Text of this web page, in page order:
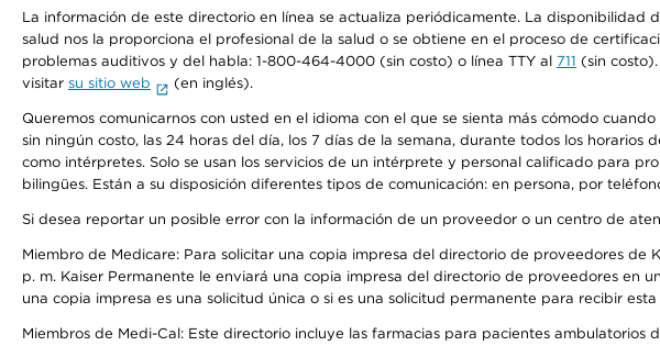
La información de este directorio en línea se actualiza periódicamente. La
salud nos la proporciona el profesional de la salud o se obtiene en el proceso de
problemas auditivos y del habla: 1-800-464-4000 (sin costo) o línea TTY al 711 (sin
visitar su sitio web (en inglés).
Queremos comunicarnos con usted en el idioma con el que se sienta más cómodo
sin ningún costo, las 24 horas del día, los 7 días de la semana, durante todos los
como intérpretes. Solo se usan los servicios de un intérprete y personal calificado para
bilingües. Están a su disposición diferentes tipos de comunicación: en persona, por
Si desea reportar un posible error con la información de un proveedor o un centro de
Miembro de Medicare: Para solicitar una copia impresa del directorio de proveedores de
p. m. Kaiser Permanente le enviará una copia impresa del directorio de proveedores en
una copia impresa es una solicitud única o si es una solicitud permanente para recibir
Miembros de Medi-Cal: Este directorio incluye las farmacias para pacientes